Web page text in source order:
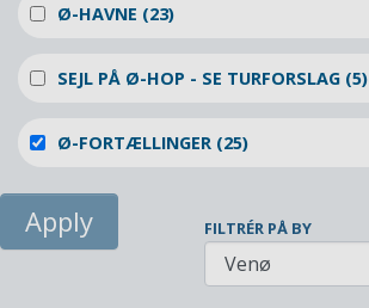
Ø-HAVNE (23)
SEJL PÅ Ø-HOP - SE TURFORSLAG (5)
Ø-FORTÆLLINGER (25)
FILTRÉR PÅ BY